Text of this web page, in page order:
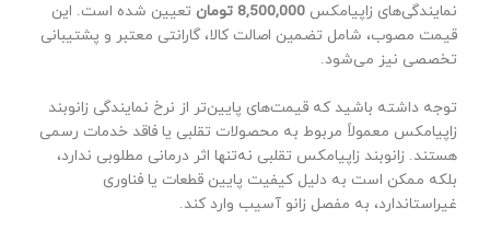
نمایندگی‌های زاپیامکس 8,500,000 تومان
تعیین شده است. این
قیمت مصوب، شامل تضمین اصالت کالا، گارانتی معتبر و پشتیبانی
تخصصی نیز می‌شود.
توجه داشته باشید که قیمت‌های پایین‌تر از نرخ نمایندگی زانوبند
زاپیامکس معمولاً مربوط به محصولات تقلبی یا فاقد خدمات رسمی
هستند. زانوبند زاپیامکس تقلبی نه‌تنها اثر درمانی مطلوبی ندارد،
بلکه ممکن است به دلیل کیفیت پایین قطعات یا فناوری
غیراستاندارد، به مفصل زانو آسیب وارد کند.